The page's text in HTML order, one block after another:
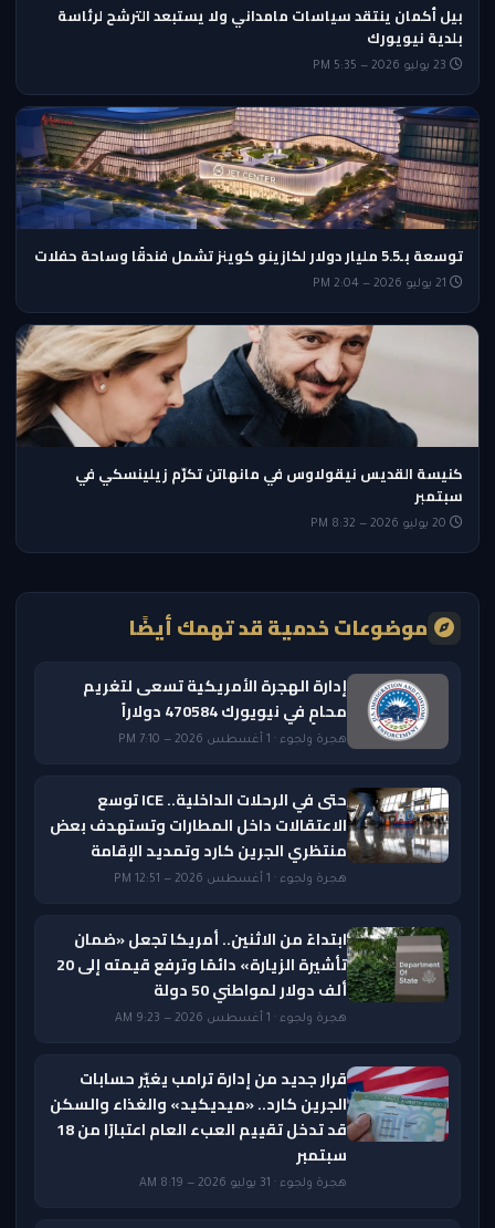
بيل أكمان ينتقد سياسات مامداني ولا يستبعد الترشح لرئاسة
بلدية نيويورك
توسعة بـ5.5 مليار دولار لكازينو كوينز تشمل فندقًا وساحة حفلات
كنيسة القديس نيقولاوس في مانهاتن تكرّم زيلينسكي في
سبتمبر
موضوعات خدمية قد تهمك أيضًا
إدارة الهجرة الأمريكية تسعى لتغريم
محامٍ في نيويورك 470584 دولاراً
هجرة ولجوء · 1 أغسطس 2026 — 7:10 PM
حتى في الرحلات الداخلية.. ICE توسع
الاعتقالات داخل المطارات وتستهدف بعض
منتظري الجرين كارد وتمديد الإقامة
هجرة ولجوء · 1 أغسطس 2026 — 12:51 PM
ابتداءً من الاثنين.. أمريكا تجعل «ضمان
تأشيرة الزيارة» دائمًا وترفع قيمته إلى 20
ألف دولار لمواطني 50 دولة
هجرة ولجوء · 1 أغسطس 2026 — 9:23 AM
قرار جديد من إدارة ترامب يغيّر حسابات
الجرين كارد.. «ميديكيد» والغذاء والسكن
قد تدخل تقييم العبء العام اعتبارًا من 18
سبتمبر
هجرة ولجوء · 31 يوليو 2026 — 8:19 AM